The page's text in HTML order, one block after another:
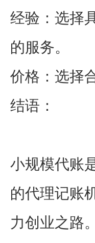
经验：选择
的服务。
价格：选择
结语：
小规模代账
的代理记账
力创业之路。